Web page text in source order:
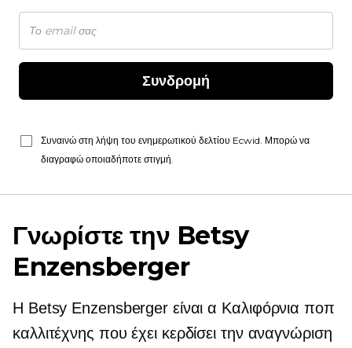
Συνδρομή
Συναινώ στη λήψη του ενημερωτικού δελτίου Ecwid. Μπορώ να
διαγραφώ οποιαδήποτε στιγμή.
Γνωρίστε την Betsy
Enzensberger
Η Betsy Enzensberger είναι α Καλιφόρνια ποπ
καλλιτέχνης που έχει κερδίσει την αναγνώριση